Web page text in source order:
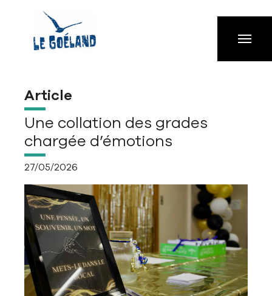
Article
Une collation des grades
chargée d’émotions
27/05/2026